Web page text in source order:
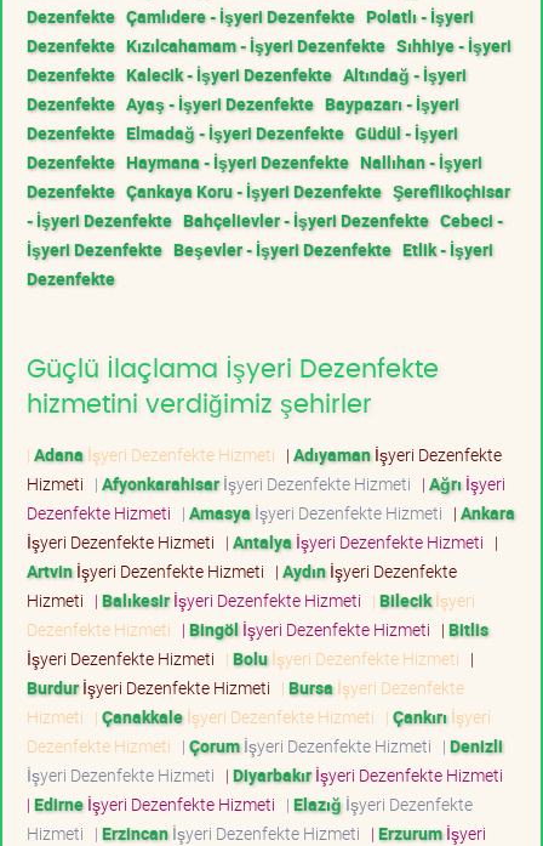
Dezenfekte Çamlıdere - İşyeri Dezenfekte Polatlı - İşyeri
Dezenfekte Kızılcahamam - İşyeri Dezenfekte Sıhhiye - İşyeri
Dezenfekte Kalecik - İşyeri Dezenfekte Altındağ - İşyeri
Dezenfekte Ayaş - İşyeri Dezenfekte Baypazarı - İşyeri
Dezenfekte Elmadağ - İşyeri Dezenfekte Güdül - İşyeri
Dezenfekte Haymana - İşyeri Dezenfekte Nallıhan - İşyeri
Dezenfekte Çankaya Koru - İşyeri Dezenfekte Şereflikoçhisar
- İşyeri Dezenfekte Bahçelievler - İşyeri Dezenfekte Cebeci -
İşyeri Dezenfekte Beşevler - İşyeri Dezenfekte Etlik - İşyeri
Dezenfekte
Güçlü İlaçlama İşyeri Dezenfekte
hizmetini verdiğimiz şehirler
| Adana İşyeri Dezenfekte Hizmeti | Adıyamanİşyeri Dezenfekte
Hizmeti | Afyonkarahisarİşyeri Dezenfekte Hizmeti | Ağrı İşyeri
Dezenfekte Hizmeti | Amasya İşyeri Dezenfekte Hizmeti | Ankara
İşyeri Dezenfekte Hizmeti | Antalya İşyeri Dezenfekte Hizmeti |
Artvinİşyeri Dezenfekte Hizmeti | Aydınİşyeri Dezenfekte
Hizmeti | Balıkesirİşyeri Dezenfekte Hizmeti | Bilecikİşyeri
Dezenfekte Hizmeti | Bingöl İşyeri Dezenfekte Hizmeti | Bitlis
İşyeri Dezenfekte Hizmeti | Boluİşyeri Dezenfekte Hizmeti |
Burdurİşyeri Dezenfekte Hizmeti | Bursa İşyeri Dezenfekte
Hizmeti | Çanakkaleİşyeri Dezenfekte Hizmeti | Çankırı İşyeri
Dezenfekte Hizmeti | Çorumİşyeri Dezenfekte Hizmeti | Denizli
İşyeri Dezenfekte Hizmeti | Diyarbakırİşyeri Dezenfekte Hizmeti
| Edirneİşyeri Dezenfekte Hizmeti | Elazığ İşyeri Dezenfekte
Hizmeti | Erzincanİşyeri Dezenfekte Hizmeti | Erzurumİşyeri